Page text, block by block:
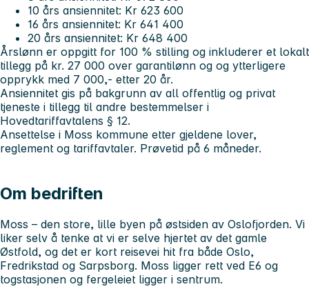
10 års ansiennitet: Kr 623 600
16 års ansiennitet: Kr 641 400
20 års ansiennitet: Kr 648 400
Årslønn er oppgitt for 100 % stilling og inkluderer et lokalt
tillegg på kr. 27 000 over garantilønn og og ytterligere
opprykk med 7 000,- etter 20 år.
Ansiennitet gis på bakgrunn av all offentlig og privat
tjeneste i tillegg til andre bestemmelser i
Hovedtariffavtalens § 12.
Ansettelse i Moss kommune etter gjeldene lover,
reglement og tariffavtaler. Prøvetid på 6 måneder.
Om bedriften
Moss – den store, lille byen på østsiden av Oslofjorden. Vi
liker selv å tenke at vi er selve hjertet av det gamle
Østfold, og det er kort reisevei hit fra både Oslo,
Fredrikstad og Sarpsborg. Moss ligger rett ved E6 og
togstasjonen og fergeleiet ligger i sentrum.